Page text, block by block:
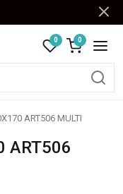
0 0
ART506 MULTI
ART506